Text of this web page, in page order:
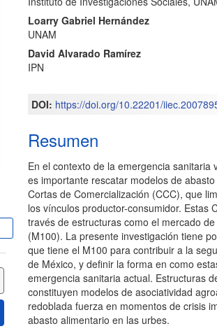
principal
del
artículo
Loarry Gabriel Hernández
UNAM
David Alvarado Ramírez
IPN
DOI: https://doi.org/10.22201/
Resumen
En el contexto de la emergencia sanitaria
es importante rescatar modelos de
Cortas de Comercialización (CCC), que
los vínculos productor-consumidor. Estas
través de estructuras como el mercado
(M100). La presente investigación tiene
que tiene el M100 para contribuir a la
de México, y definir la forma en como
emergencia sanitaria actual. Estructuras
constituyen modelos de asociatividad
redoblada fuerza en momentos de crisis
abasto alimentario en las urbes.